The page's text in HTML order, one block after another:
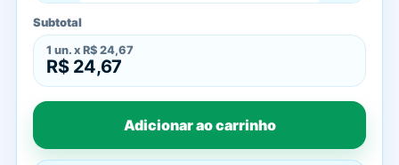
Subtotal
1 un. x R$ 24,67
R$ 24,67
Adicionar ao carrinho